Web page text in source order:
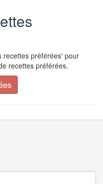
recettes préférées' pour
recettes préférées.